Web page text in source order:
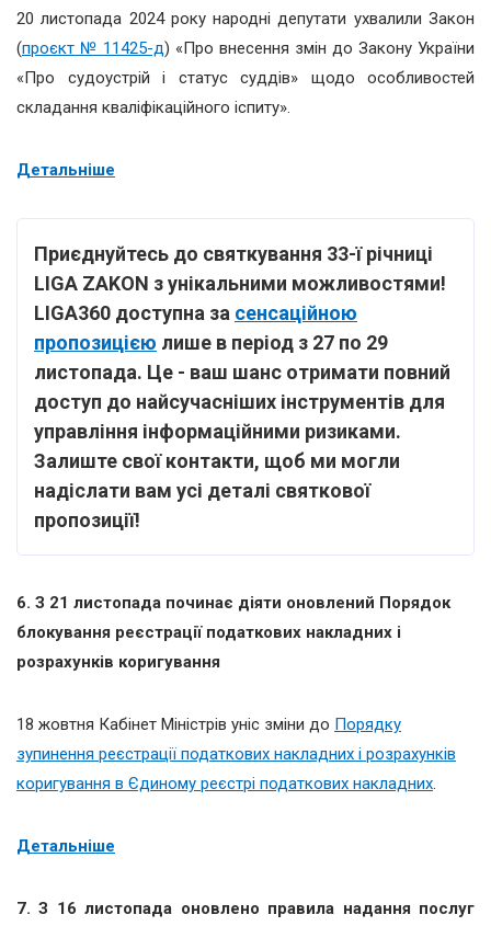
20 листопада 2024 року народні депутати ухвалили Закон
(проєкт № 11425-д) «Про внесення змін до Закону України
«Про судоустрій і статус суддів» щодо особливостей
складання кваліфікаційного іспиту».
Детальніше
Приєднуйтесь до святкування 33-ї річниці
LIGA ZAKON з унікальними можливостями!
LIGA360 доступна за сенсаційною
пропозицією лише в період з 27 по 29
листопада. Це - ваш шанс отримати повний
доступ до найсучасніших інструментів для
управління інформаційними ризиками.
Залиште свої контакти, щоб ми могли
надіслати вам усі деталі святкової
пропозиції!
6. З 21 листопада починає діяти оновлений Порядок
блокування реєстрації податкових накладних і
розрахунків коригування
18 жовтня Кабінет Міністрів уніс зміни до Порядку
зупинення реєстрації податкових накладних і розрахунків
коригування в Єдиному реєстрі податкових накладних.
Детальніше
7.З 16 листопада оновлено правила надання послуг